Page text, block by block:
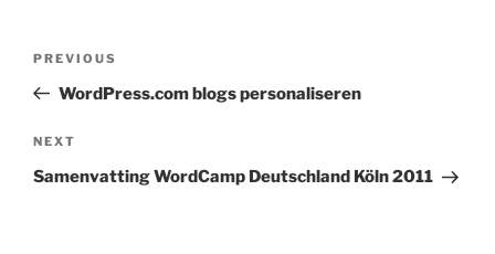
Previous
Post
PREVIOUS
WordPress.com blogs personaliseren
Next
Post
NEXT
Samenvatting WordCamp Deutschland Köln 2011